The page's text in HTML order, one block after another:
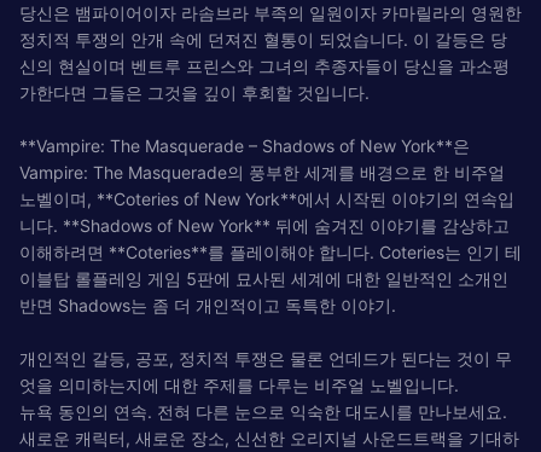
당신은 뱀파이어이자 라솜브라 부족의 일원이자 카마릴라의 영원한
정치적 투쟁의 안개 속에 던져진 혈통이 되었습니다. 이 갈등은 당
신의 현실이며 벤트루 프린스와 그녀의 추종자들이 당신을 과소평
가한다면 그들은 그것을 깊이 후회할 것입니다.
**Vampire: The Masquerade – Shadows of New York**은
Vampire: The Masquerade의 풍부한 세계를 배경으로 한 비주얼
노벨이며, **Coteries of New York**에서 시작된 이야기의 연속입
니다. **Shadows of New York** 뒤에 숨겨진 이야기를 감상하고
이해하려면 **Coteries**를 플레이해야 합니다. Coteries는 인기 테
이블탑 롤플레잉 게임 5판에 묘사된 세계에 대한 일반적인 소개인
반면 Shadows는 좀 더 개인적이고 독특한 이야기.
개인적인 갈등, 공포, 정치적 투쟁은 물론 언데드가 된다는 것이 무
엇을 의미하는지에 대한 주제를 다루는 비주얼 노벨입니다.
뉴욕 동인의 연속. 전혀 다른 눈으로 익숙한 대도시를 만나보세요.
새로운 캐릭터, 새로운 장소, 신선한 오리지널 사운드트랙을 기대하